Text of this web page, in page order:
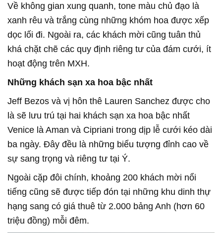
Về không gian xung quanh, tone màu chủ đạo là
xanh rêu và trắng cùng những khóm hoa được xếp
dọc lối đi. Ngoài ra, các khách mời cũng tuân thủ
khá chặt chẽ các quy định riêng tư của đám cưới, ít
hoạt động trên MXH.
Những khách sạn xa hoa bậc nhất
Jeff Bezos và vị hôn thê Lauren Sanchez được cho
là sẽ lưu trú tại hai khách sạn xa hoa bậc nhất
Venice là Aman và Cipriani trong dịp lễ cưới kéo dài
ba ngày. Đây đều là những biểu tượng đỉnh cao về
sự sang trọng và riêng tư tại Ý.
Ngoài cặp đôi chính, khoảng 200 khách mời nổi
tiếng cũng sẽ được tiếp đón tại những khu dinh thự
hạng sang có giá thuê từ 2.000 bảng Anh (hơn 60
triệu đồng) mỗi đêm.